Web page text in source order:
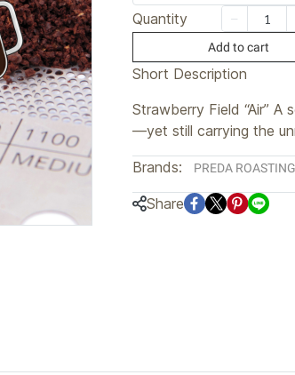
Quantity
Add to cart
Short Description
Strawberry Field “Air”
—yet still carrying the
Brands: PREDA
Share